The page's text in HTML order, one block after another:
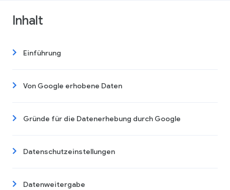
Inhalt
Einführung
Von Google erhobene Daten
Gründe für die Datenerhebung durch Google
Datenschutzeinstellungen
Datenweitergabe